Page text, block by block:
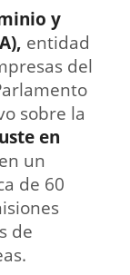
y
), entidad
del
sobre la
en
un
de 60
de